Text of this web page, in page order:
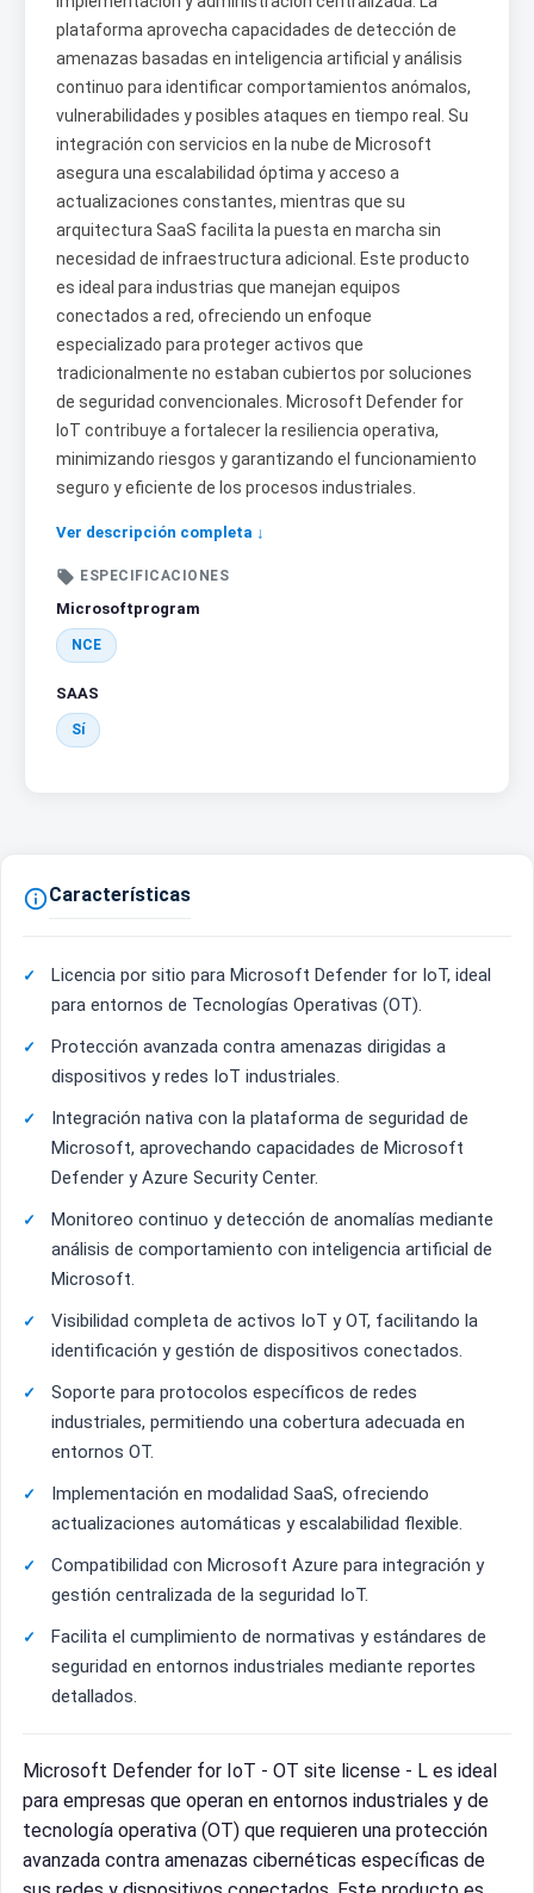
plataforma aprovecha capacidades de detección de
amenazas basadas en inteligencia artificial y análisis
continuo para identificar comportamientos anómalos,
vulnerabilidades y posibles ataques en tiempo real. Su
integración con servicios en la nube de Microsoft
asegura una escalabilidad óptima y acceso a
actualizaciones constantes, mientras que su
arquitectura SaaS facilita la puesta en marcha sin
necesidad de infraestructura adicional. Este producto
es ideal para industrias que manejan equipos
conectados a red, ofreciendo un enfoque
especializado para proteger activos que
tradicionalmente no estaban cubiertos por soluciones
de seguridad convencionales. Microsoft Defender for
IoT contribuye a fortalecer la resiliencia operativa,
minimizando riesgos y garantizando el funcionamiento
seguro y eficiente de los procesos industriales.
Ver descripción completa ↓
 ESPECIFICACIONES
Microsoftprogram
NCE
SAAS
Sí
Características
Licencia por sitio para Microsoft Defender for IoT, ideal
para entornos de Tecnologías Operativas (OT).
Protección avanzada contra amenazas dirigidas a
dispositivos y redes IoT industriales.
Integración nativa con la plataforma de seguridad de
Microsoft, aprovechando capacidades de Microsoft
Defender y Azure Security Center.
Monitoreo continuo y detección de anomalías mediante
análisis de comportamiento con inteligencia artificial de
Microsoft.
Visibilidad completa de activos IoT y OT, facilitando la
identificación y gestión de dispositivos conectados.
Soporte para protocolos específicos de redes
industriales, permitiendo una cobertura adecuada en
entornos OT.
Implementación en modalidad SaaS, ofreciendo
actualizaciones automáticas y escalabilidad flexible.
Compatibilidad con Microsoft Azure para integración y
gestión centralizada de la seguridad IoT.
Facilita el cumplimiento de normativas y estándares de
seguridad en entornos industriales mediante reportes
detallados.
Microsoft Defender for IoT - OT site license - L es ideal
para empresas que operan en entornos industriales y de
tecnología operativa (OT) que requieren una protección
avanzada contra amenazas cibernéticas específicas de